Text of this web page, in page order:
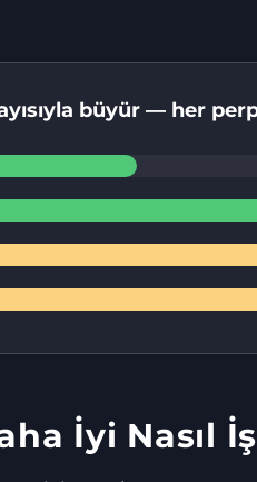
büyür — her
İyi Nasıl